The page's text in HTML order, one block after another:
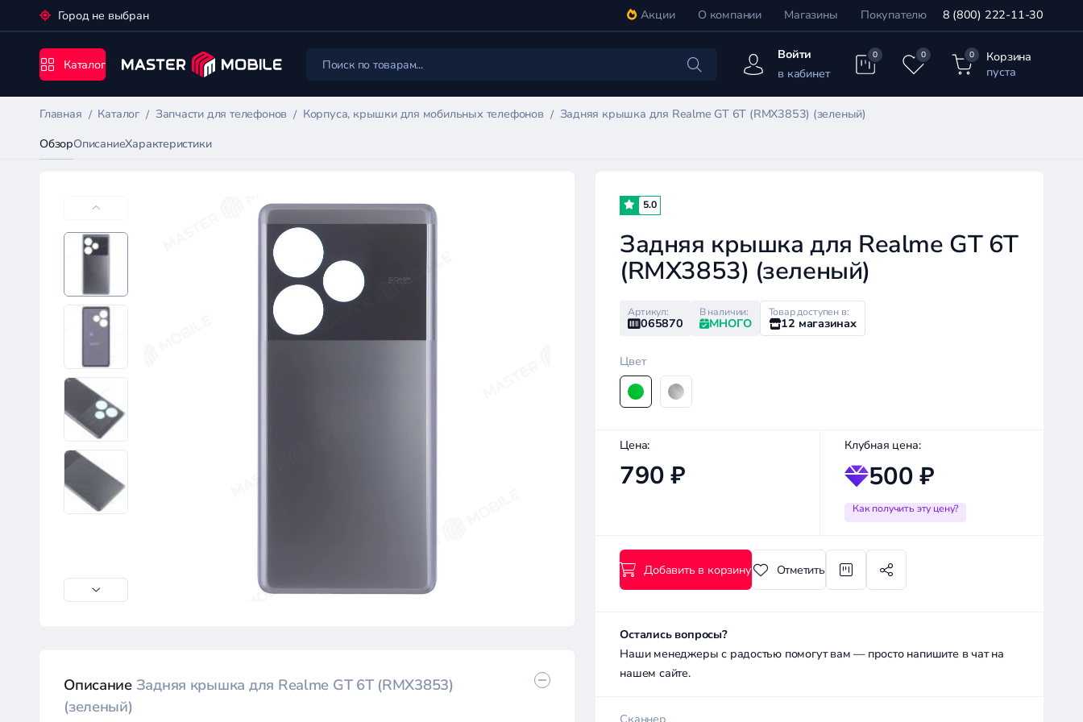
Город не выбран Акции О компании Магазины Покупателю 8 (800) 222-11-30
Каталог
Войти
в кабинет
0 0 0
Корзина
пуста
Главная Каталог Запчасти для телефонов Корпуса, крышки для мобильных телефонов
Задняя крышка для Realme GT 6T (RMX3853) (зеленый)
ОбзорОписаниеХарактеристики
Описание Задняя крышка для Realme GT 6T (RMX3853)
(зеленый)
5.0
Задняя крышка для Realme GT 6T
(RMX3853) (зеленый)
Артикул:
065870
В наличии:
МНОГО
Товар доступен в:
12 магазинах
Цвет
Цена:
790 ₽
Клубная цена:
500 ₽
Как получить эту цену?
Добавить в корзину Отметить
Остались вопросы?
Наши менеджеры с радостью помогут вам — просто напишите в чат на
нашем сайте.